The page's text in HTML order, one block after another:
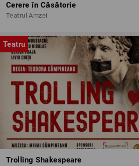
Cerere în Căsătorie
Teatrul Amzei
Teatru
Trolling Shakespeare